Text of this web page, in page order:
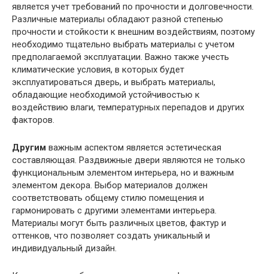
является учет требований по прочности и долговечности.
Различные материалы обладают разной степенью
прочности и стойкости к внешним воздействиям, поэтому
необходимо тщательно выбрать материалы с учетом
предполагаемой эксплуатации. Важно также учесть
климатические условия, в которых будет
эксплуатироваться дверь, и выбрать материалы,
обладающие необходимой устойчивостью к
воздействию влаги, температурных перепадов и других
факторов.
Другим важным аспектом является эстетическая
составляющая. Раздвижные двери являются не только
функциональным элементом интерьера, но и важным
элементом декора. Выбор материалов должен
соответствовать общему стилю помещения и
гармонировать с другими элементами интерьера.
Материалы могут быть различных цветов, фактур и
оттенков, что позволяет создать уникальный и
индивидуальный дизайн.